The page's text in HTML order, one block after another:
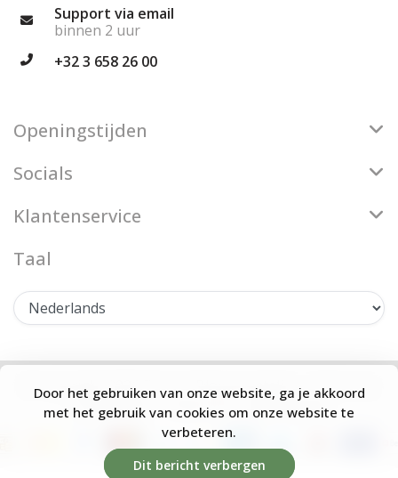
Door het gebruiken van onze website, ga je akkoord
met het gebruik van cookies om onze website te
verbeteren.
Dit bericht verbergen
Support via email
binnen 2 uur
+32 3 658 26 00
Openingstijden
Socials
Klantenservice
Taal
© Copyright 2026 Firenze Bloemenatelier - Theme by
Frontlabel - Powered by Lightspeed